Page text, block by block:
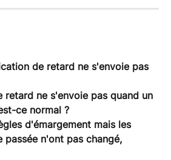
de retard ne s'envoie pas
retard ne s'envoie pas quand un
ce normal ?
d'émargement mais les
passée n'ont pas changé,